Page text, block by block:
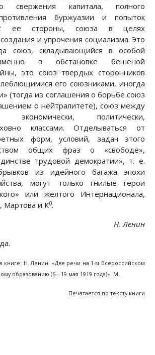
свержения капитала, полного
буржуазии и попыток
с ее стороны, союза в целях
и упрочения социализма. Это
союз, складывающийся в особой
в обстановке бешеной
это союз твердых сторонников
его союзниками, иногда
(тогда из соглашения о борьбе союз
о нейтралитете), союз между
экономически, политически,
классами. Отделываться от
форм, условий, задач этого
общих фраз о «свободе»,
трудовой демократии», т. е.
из идейного багажа эпохи
могут только гнилые герои
или желтого Интернационала,
Мартова и К0.
Н. Ленин
книге: Н. Ленин. «Две речи на 1-м Всероссийском
образованию (6—19 мая 1919 года)». М.
Печатается по тексту книги